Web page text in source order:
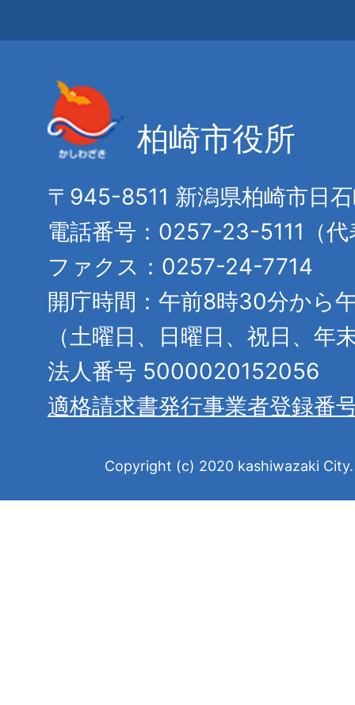
柏崎市役所
〒945-8511 新潟県柏崎市日
電話番号：0257-23-5111（代
ファクス：0257-24-7714
開庁時間：午前8時30分から
（土曜日、日曜日、祝日、年
法人番号 5000020152056
適格請求書発行事業者登録番
Copyright (c) 2020 kashiwazaki